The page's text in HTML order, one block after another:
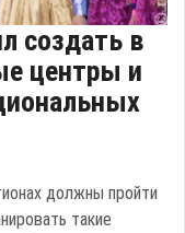
создать в
центры и
должны пройти
такие